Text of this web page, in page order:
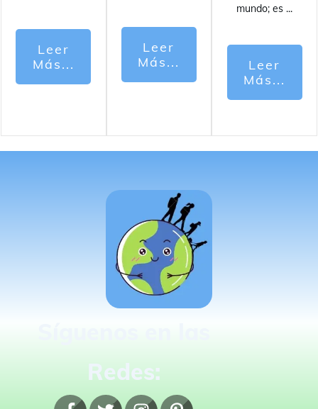
Leer
Más...
Leer
Más...
mundo; es ...
Leer
Más...
Redes: